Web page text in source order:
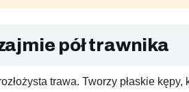
pół trawnika
trawa. Tworzy płaskie